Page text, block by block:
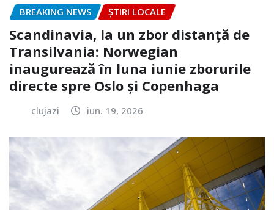
BREAKING NEWS ȘTIRI LOCALE
Scandinavia, la un zbor distanță de
Transilvania: Norwegian
inaugurează în luna iunie zborurile
directe spre Oslo și Copenhaga
clujazi iun. 19, 2026